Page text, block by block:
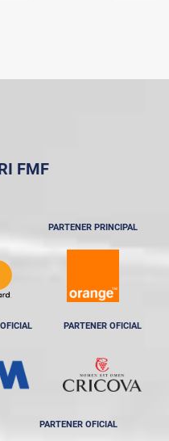
FMF
PARTENER PRINCIPAL
PARTENER OFICIAL
PARTENER OFICIAL